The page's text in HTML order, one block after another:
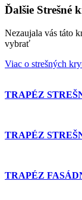
Ďalšie Strešné
Nezaujala vás táto
vybrať
Viac o strešných
TRAPÉZ
TRAPÉZ
TRAPÉZ